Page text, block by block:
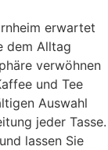
erwartet
dem Alltag
verwöhnen
und Tee
Auswahl
jeder Tasse.
lassen Sie